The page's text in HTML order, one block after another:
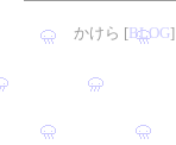
かけら [BLOG